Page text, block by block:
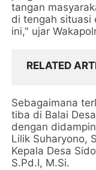
tangan
di tengah situasi
ini," ujar
RELATED
Sebagaimana
tiba di Balai
dengan
Lilik Suharyono,
Kepala Desa
S.Pd.I, M.Si.